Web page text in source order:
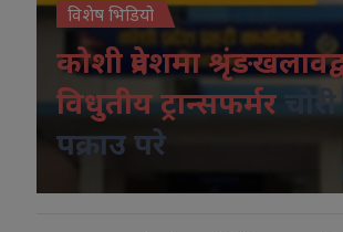
विशेष भिडियो
कोशी प्रदेशमा
विधुतीय ट्रान्सफर्मर
पक्राउ परे